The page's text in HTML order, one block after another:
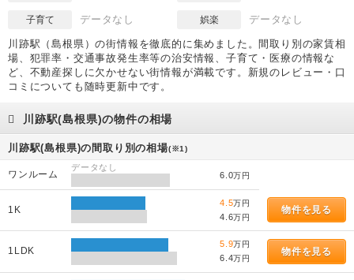
子育て データなし 娯楽 データなし
川跡駅（島根県）の街情報を徹底的に集めました。間取り別の家賃相
場、犯罪率・交通事故発生率等の治安情報、子育て・医療の情報な
ど、不動産探しに欠かせない街情報が満載です。新規のレビュー・口
コミについても随時更新中です。
川跡駅(島根県)の物件の相場
川跡駅(島根県)の間取り別の相場(※1)
ワンルーム
データなし
6.0万円
1K
4.5万円
4.6万円
物件を見る
1LDK
5.9万円
6.4万円
物件を見る